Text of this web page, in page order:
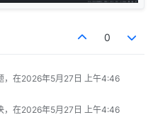
0
，在2026年5月27日 上午4:46
，在2026年5月27日 上午4:46